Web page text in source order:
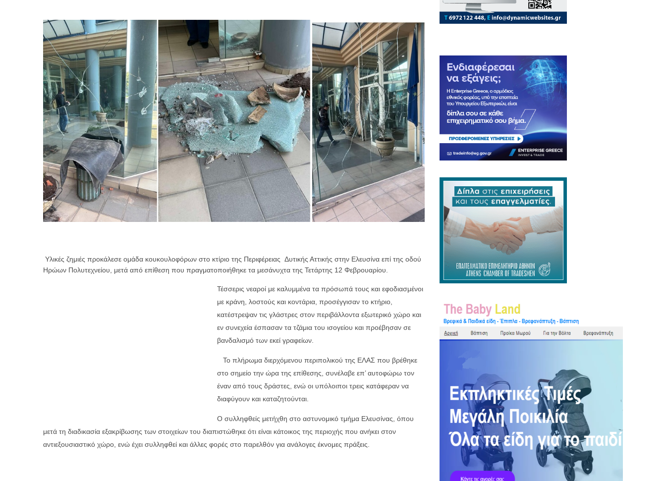
Υλικές ζημιές προκάλεσε ομάδα κουκουλοφόρων στο κτίριο της Περιφέρειας Δυτικής Αττικής στην Ελευσίνα επί της οδού
Ηρώων Πολυτεχνείου, μετά από επίθεση που πραγματοποιήθηκε τα μεσάνυχτα της Τετάρτης 12 Φεβρουαρίου.
Τέσσερις νεαροί με καλυμμένα τα πρόσωπά τους και εφοδιασμένοι
με κράνη, λοστούς και κοντάρια, προσέγγισαν το κτήριο,
κατέστρεψαν τις γλάστρες στον περιβάλλοντα εξωτερικό χώρο και
εν συνεχεία έσπασαν τα τζάμια του ισογείου και προέβησαν σε
βανδαλισμό των εκεί γραφείων.
Το πλήρωμα διερχόμενου περιπολικού της ΕΛΑΣ που βρέθηκε
στο σημείο την ώρα της επίθεσης, συνέλαβε επ’ αυτοφώρω τον
έναν από τους δράστες, ενώ οι υπόλοιποι τρεις κατάφεραν να
διαφύγουν και καταζητούνται.
Ο συλληφθείς μετήχθη στο αστυνομικό τμήμα Ελευσίνας, όπου
μετά τη διαδικασία εξακρίβωσης των στοιχείων του διαπιστώθηκε ότι είναι κάτοικος της περιοχής που ανήκει στον
αντιεξουσιαστικό χώρο, ενώ έχει συλληφθεί και άλλες φορές στο παρελθόν για ανάλογες έκνομες πράξεις.